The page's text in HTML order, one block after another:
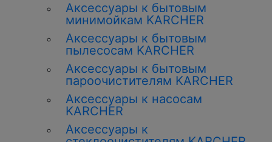
Аксессуары к бытовым
минимойкам KARCHER
Аксессуары к бытовым
пылесосам KARCHER
Аксессуары к бытовым
пароочистителям KARCHER
Аксессуары к насосам
KARCHER
Аксессуары к